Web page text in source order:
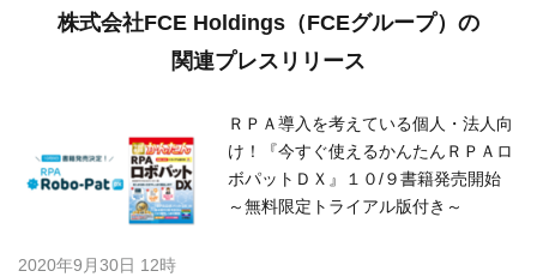
株式会社FCE Holdings（FCEグループ）の
関連プレスリリース
ＲＰＡ導入を考えている個人・法人向
け！『今すぐ使えるかんたんＲＰＡロ
ボパットＤＸ』１０/９書籍発売開始
～無料限定トライアル版付き～
2020年9月30日 12時